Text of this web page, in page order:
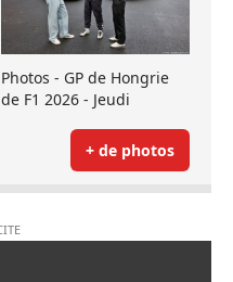
Photos - GP de Hongrie
de F1 2026 - Jeudi
+ de photos